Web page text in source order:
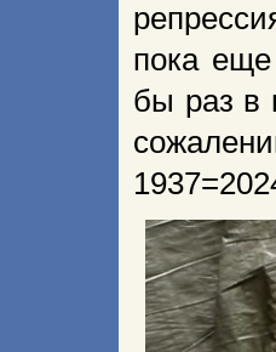
пока
бы раз в